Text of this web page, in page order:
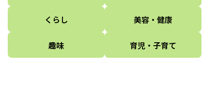
くらし 美容・健康
趣味 育児・子育て